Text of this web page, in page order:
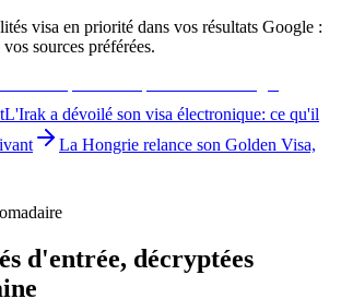
visa en priorité dans vos résultats Google :
sources préférées.
L'Irak a dévoilé son visa électronique: ce qu'il
La Hongrie relance son Golden Visa,
d'entrée, décryptées